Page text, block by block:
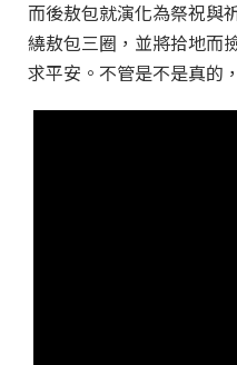
而後敖包就演化為祭祝與
繞敖包三圈，並將拾地而
求平安。不管是不是真的